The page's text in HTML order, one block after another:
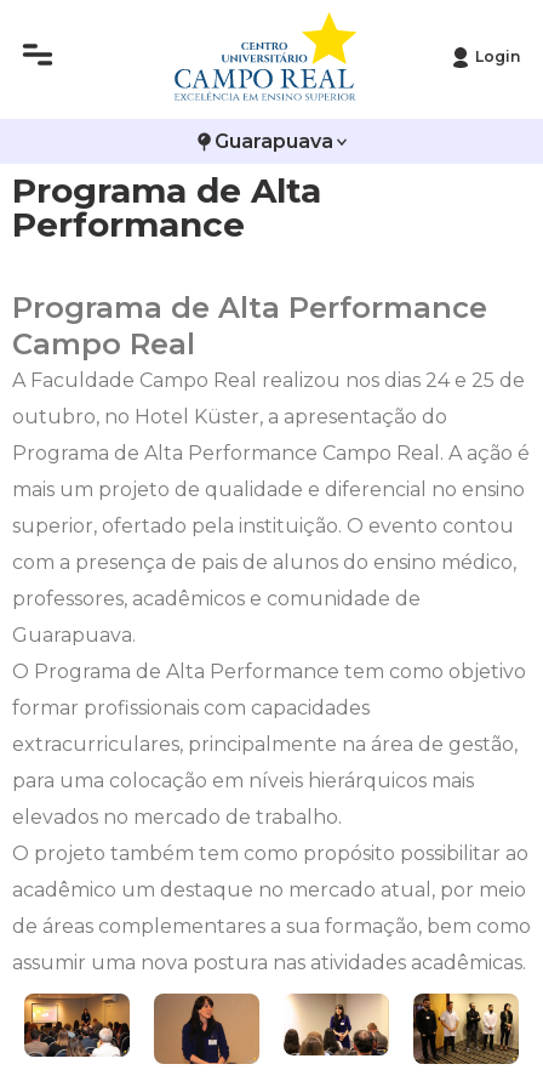
Login
Guarapuava
Programa de Alta
Performance
Programa de Alta Performance
Campo Real
A Faculdade Campo Real realizou nos dias 24 e 25 de
outubro, no Hotel Küster, a apresentação do
Programa de Alta Performance Campo Real. A ação é
mais um projeto de qualidade e diferencial no ensino
superior, ofertado pela instituição. O evento contou
com a presença de pais de alunos do ensino médico,
professores, acadêmicos e comunidade de
Guarapuava.
O Programa de Alta Performance tem como objetivo
formar profissionais com capacidades
extracurriculares, principalmente na área de gestão,
para uma colocação em níveis hierárquicos mais
elevados no mercado de trabalho.
O projeto também tem como propósito possibilitar ao
acadêmico um destaque no mercado atual, por meio
de áreas complementares a sua formação, bem como
assumir uma nova postura nas atividades acadêmicas.
Infraestrutura
Publicações Institucionais
Arquitetura e Urbanismo
Biomedicina
Direito
Engenharia Agronômica
Engenharia Civil
Engenharia de Software
Engenharia Elétrica
Engenharia Mecânica
Farmácia
Medicina
Medicina Veterinária
Nutrição
Vestibular de Inverno
Vestibular de Medicina
2ª Via de Boleto
Atestado de Matrícula
Atividades Complementares e Sociais
Calendário Acadêmico
Carteirinha de Estudante
Central de Estágios - TCC
Ensalamento
Horário de Aulas
Manual do Acadêmico
Manual de Formatura
Minha Biblioteca
Núcleo de Apoio Psicopedagógico
Ouvidoria
Avalie a Campo Real
Bolsas e Incentivos
CPA
Comissão de Ética no Uso de Animais
Diploma Digital
Educação em Direitos Humanos
Editais
Extensão
Infocampo
Intercampo
NAPP e NAPC
Portal do Egresso
Portal do RH